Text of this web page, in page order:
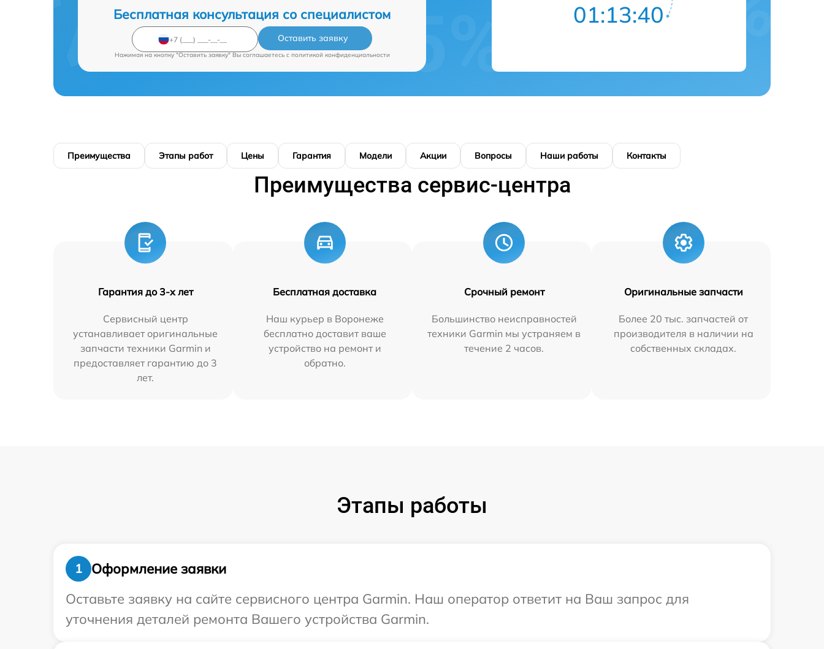
Бесплатная консультация со специалистом
Оставить заявку
Нажимая на кнопку "Оставить заявку" Вы соглашаетесь c политикой конфиденциальности
01:13:39
Преимущества Этапы работ Цены Гарантия Модели Акции Вопросы Наши работы Контакты
Преимущества сервис-центра
Гарантия до 3-х лет
Сервисный центр
устанавливает оригинальные
запчасти техники Garmin и
предоставляет гарантию до 3
лет.
Бесплатная доставка
Наш курьер в Воронеже
бесплатно доставит ваше
устройство на ремонт и
обратно.
Срочный ремонт
Большинство неисправностей
техники Garmin мы устраняем в
течение 2 часов.
Оригинальные запчасти
Более 20 тыс. запчастей от
производителя в наличии на
собственных складах.
Этапы работы
1
Оформление заявки
Оставьте заявку на сайте сервисного центра Garmin. Наш оператор ответит на Ваш запрос для
уточнения деталей ремонта Вашего устройства Garmin.